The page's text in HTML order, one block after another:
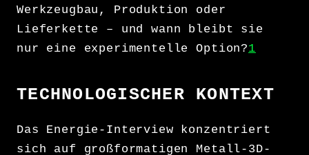
Werkzeugbau, Produktion oder
Lieferkette – und wann bleibt sie
nur eine experimentelle Option?1
TECHNOLOGISCHER KONTEXT
Das Energie-Interview konzentriert
sich auf großformatigen Metall-3D-